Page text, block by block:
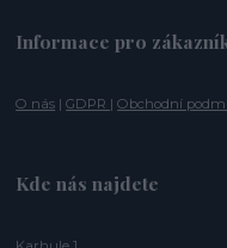
Informace pro
O nás |GDPR |Obchodní
Kde nás najdete